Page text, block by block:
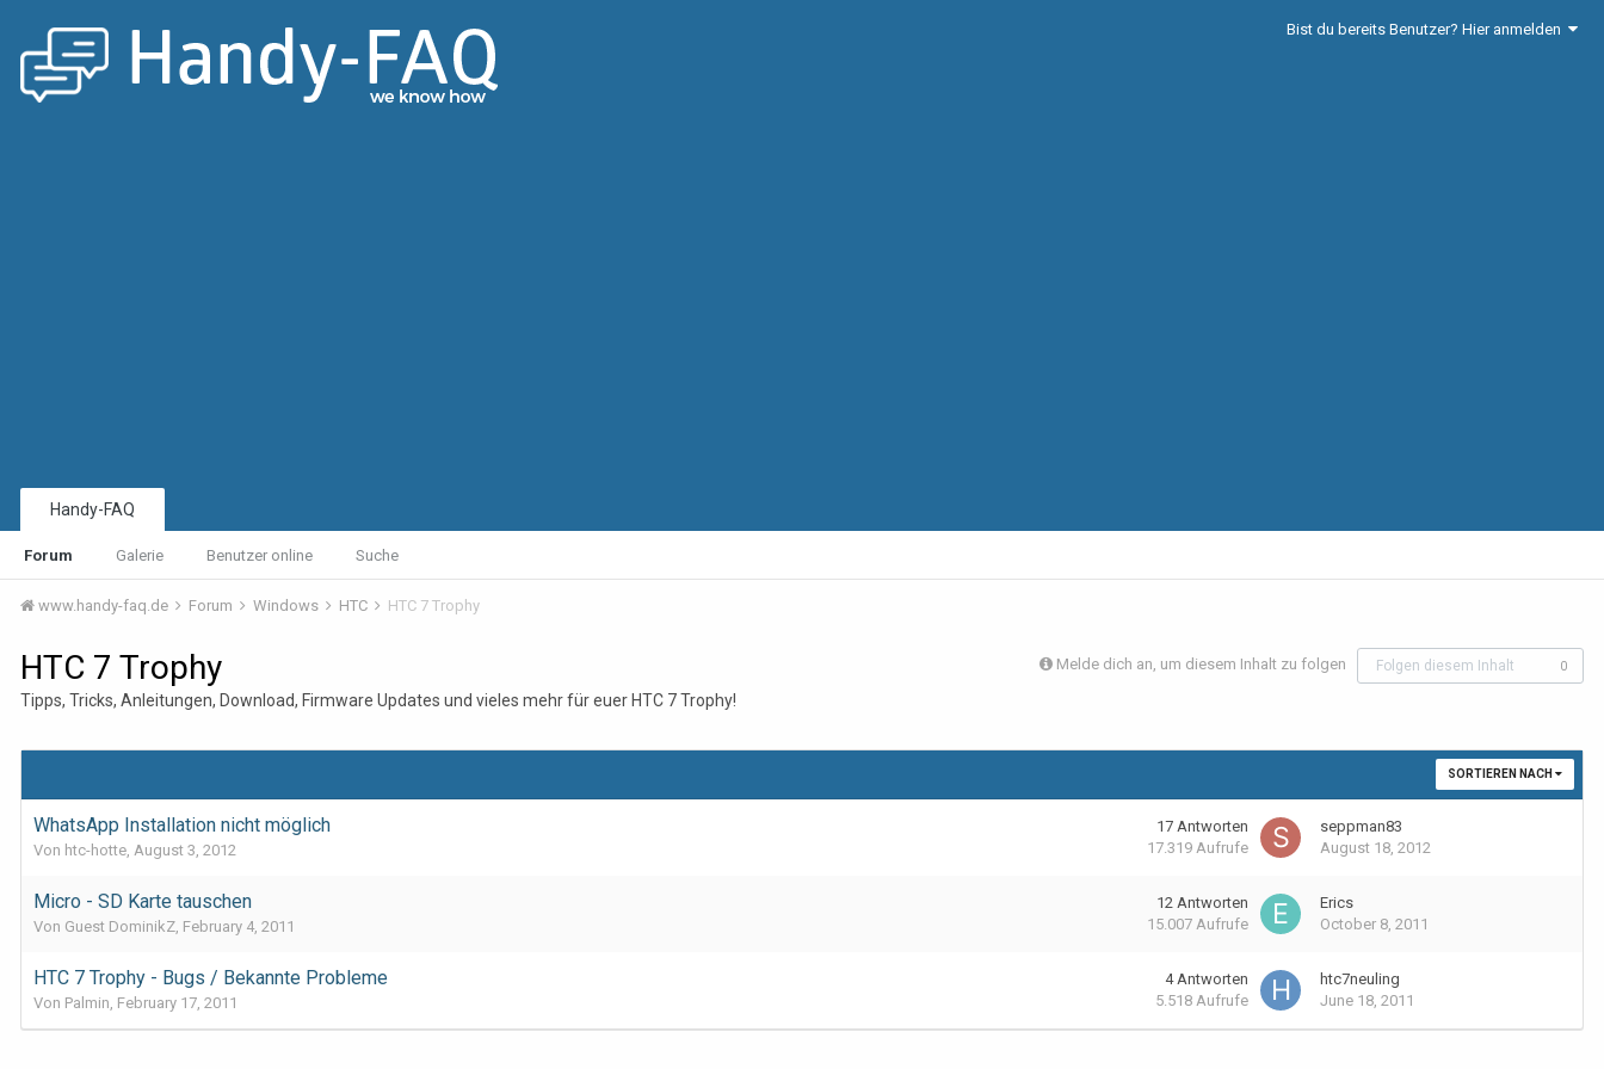
Bist du bereits Benutzer? Hier anmelden
Handy-FAQ
Forum Galerie Benutzer online Suche
www.handy-faq.de Forum Windows HTC HTC 7 Trophy
HTC 7 Trophy Melde dich an, um diesem Inhalt zu folgen Folgen diesem Inhalt 0
Tipps, Tricks, Anleitungen, Download, Firmware Updates und vieles mehr für euer HTC 7 Trophy!
SORTIEREN NACH
WhatsApp Installation nicht möglich
Von htc-hotte, August 3, 2012
17 Antworten
17.319 Aufrufe
seppman83
August 18, 2012
Micro - SD Karte tauschen
Von Guest DominikZ, February 4, 2011
12 Antworten
15.007 Aufrufe
Erics
October 8, 2011
HTC 7 Trophy - Bugs / Bekannte Probleme
Von Palmin, February 17, 2011
4 Antworten
5.518 Aufrufe
htc7neuling
June 18, 2011